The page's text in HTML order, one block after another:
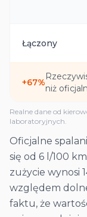
Łączony
+67%
niż
Realne dane od
laboratoryjnych.
Oficjalne
się od 6 l/100
zużycie wynosi
względem
faktu, że